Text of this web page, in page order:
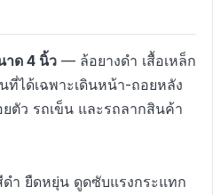
าด 4 นิ้ว— ล้อยางดำ เสื้อเหล็ก
ได้เฉพาะเดินหน้า-ถอยหลัง
ยตัว รถเข็น และรถลากสินค้า
ำ ยืดหยุ่น ดูดซับแรงกระแทก